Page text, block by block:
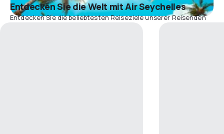
Entdecken Sie die Welt mit Air Seychelles
Entdecken Sie die beliebtesten Reiseziele unserer Reisenden